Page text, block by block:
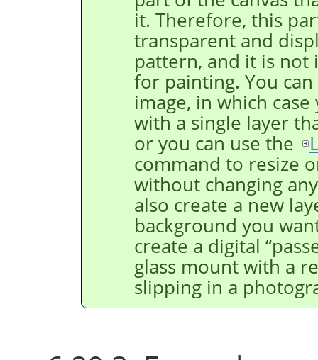
it. Therefore, this
transparent and
pattern, and it is not
for painting. You
image, in which
with a single layer
or you can use the
command to resize
without changing
also create a new
background you
create a digital “
glass mount with a
slipping in a